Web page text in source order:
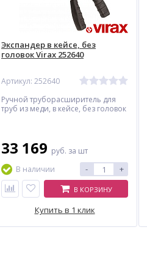
Экспандер в кейсе, без
головок Virax 252640
Артикул: 252640
Ручной труборасширитель для
труб из меди, в кейсе, без головок
33 169 руб. за шт
В наличии
- +
В КОРЗИНУ
Купить в 1 клик